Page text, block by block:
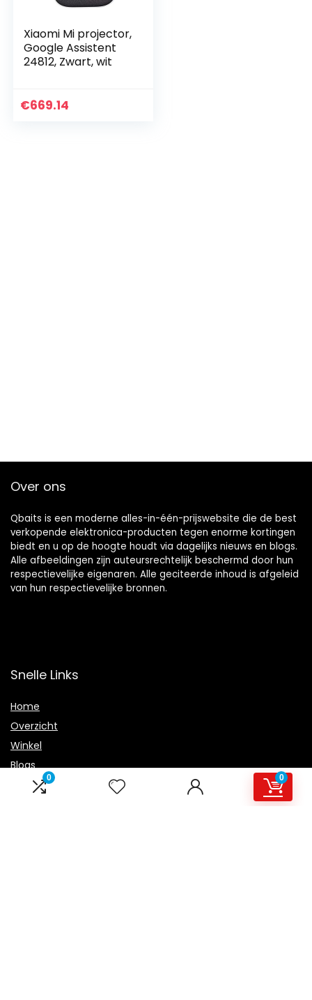
0 0
Xiaomi Mi projector,
Google Assistent
24812, Zwart, wit
€669.14
Over ons
Qbaits is een moderne alles-in-één-prijswebsite die de best
verkopende elektronica-producten tegen enorme kortingen
biedt en u op de hoogte houdt via dagelijks nieuws en blogs.
Alle afbeeldingen zijn auteursrechtelijk beschermd door hun
respectievelijke eigenaren. Alle geciteerde inhoud is afgeleid
van hun respectievelijke bronnen.
Snelle Links
Home
Overzicht
Winkel
Blogs
Onze webshops